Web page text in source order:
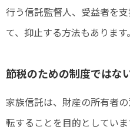
行う信託監督人、受益者を
て、抑止する方法もあります。
節税のための制度ではな
家族信託は、財産の所有者
転することを目的としてい